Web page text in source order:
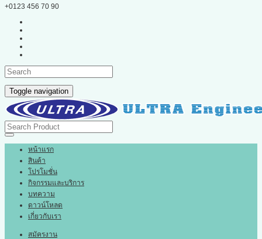
+0123 456 70 90
Toggle navigation
หน้าแรก
สินค้า
โปรโมชั่น
กิจกรรมและบริการ
บทความ
ดาวน์โหลด
เกี่ยวกับเรา
สมัครงาน